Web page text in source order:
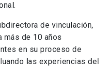
de vinculación,
más de 10 años
en su proceso de
las experiencias del